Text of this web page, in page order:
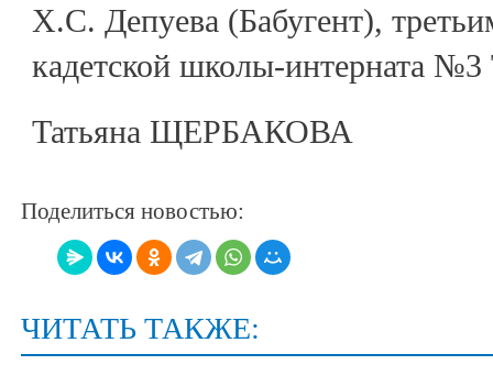
Х.С. Депуева (Бабугент),
кадетской школы-интерната №3
Татьяна ЩЕРБАКОВА
Поделиться новостью:
ЧИТАТЬ ТАКЖЕ: